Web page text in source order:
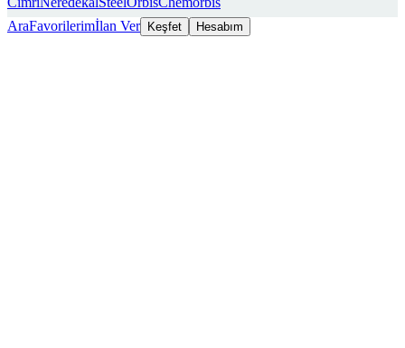
AraFavorilerimİlan Ver Keşfet Hesabım